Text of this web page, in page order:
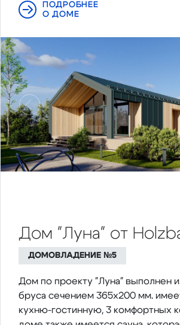
ПОДРОБНЕЕ
О ДОМЕ
Предыдущий
Дом "Луна" от
ДОМОВЛАДЕНИЕ №5
Дом по проекту "Луна" выполнен
бруса сечением 365х200 мм.
кухню-гостинную, 3 комфортных